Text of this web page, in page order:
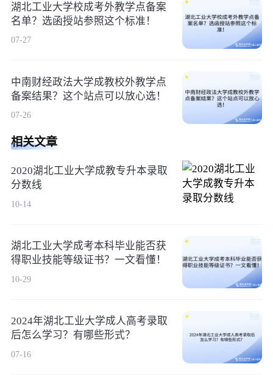
湖北工业大学校成考外教学点备案
名单？选函授站参照这个标准！
07-27
中南财经政法大学成教校外教学点
备案结果？这个站点可以放心选！
07-26
相关文章
2020湖北工业大学成教专升本录取
分数线
10-14
湖北工业大学成考本科毕业能否获
得职业技能等级证书？一文看懂！
10-29
2024年湖北工业大学成人高考录取
后怎么学习？有哪些形式？
07-16